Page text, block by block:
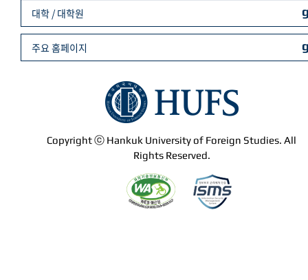
Copyright ⓒ Hankuk University of Foreign Studies. All
Rights Reserved.
대학 / 대학원
주요 홈페이지